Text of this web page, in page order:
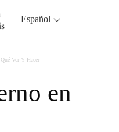
Español
Qué Ver Y Hacer